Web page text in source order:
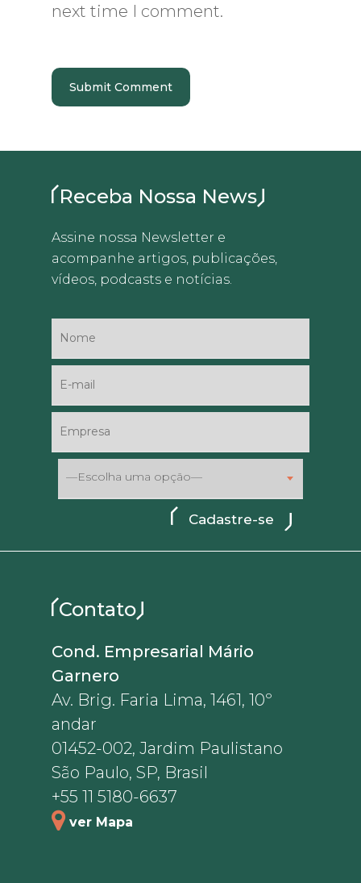
next time I comment.
Receba Nossa News
Assine nossa Newsletter e
acompanhe artigos, publicações,
vídeos, podcasts e notícias.
—Escolha uma opção—
Contato
Cond. Empresarial Mário
Garnero
Av. Brig. Faria Lima, 1461, 10º
andar
01452-002, Jardim Paulistano
São Paulo, SP, Brasil
+55 11 5180-6637
ver Mapa